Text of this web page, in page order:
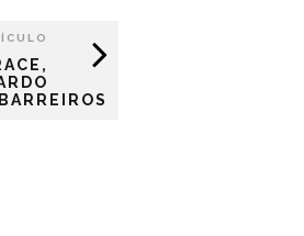
BARREIROS